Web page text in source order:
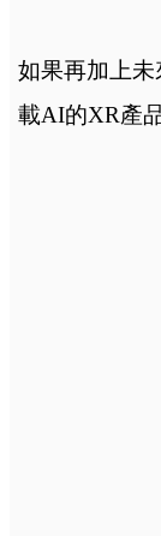
如果再加上
載AI的XR產